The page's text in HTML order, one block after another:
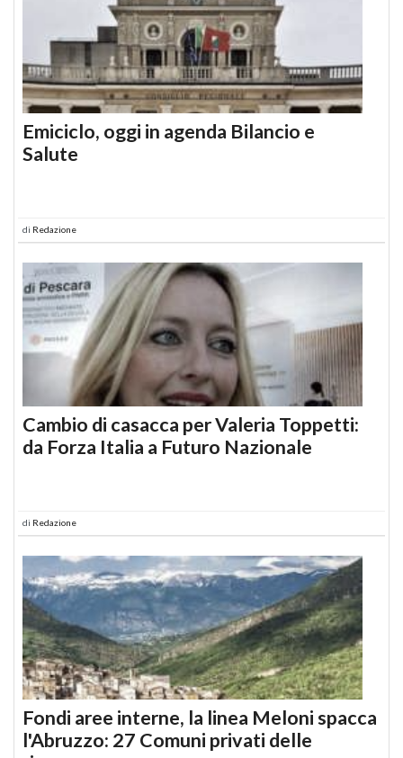
Emiciclo, oggi in agenda Bilancio e
Salute
di Redazione
Cambio di casacca per Valeria Toppetti:
da Forza Italia a Futuro Nazionale
di Redazione
Fondi aree interne, la linea Meloni spacca
l'Abruzzo: 27 Comuni privati delle